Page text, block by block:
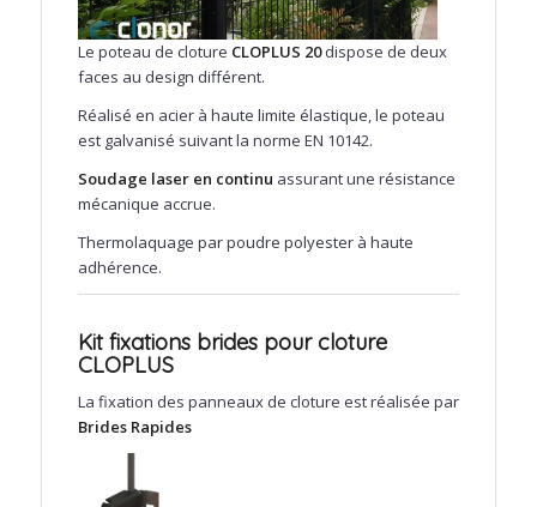
Le poteau de cloture CLOPLUS 20dispose de deux
faces au design différent.
Réalisé en acier à haute limite élastique, le poteau
est galvanisé suivant la norme EN 10142.
Soudage laser en continu assurant une résistance
mécanique accrue.
Thermolaquage par poudre polyester à haute
adhérence.
Kit fixations brides pour cloture
CLOPLUS
La fixation des panneaux de cloture est réalisée par
Brides Rapides